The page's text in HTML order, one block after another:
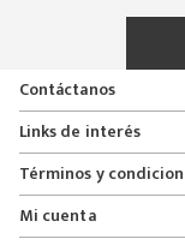
Contáctanos
Encuentra tu tienda
Formulario de
Servicio al cliente
Línea nacional 01 8000
Links de interés
Quienes somos
Políticas de entrega,
Políticas de privacidad
Términos y
Promociones
Crédito Addi
Mi cuenta
Rastrear mi pedido